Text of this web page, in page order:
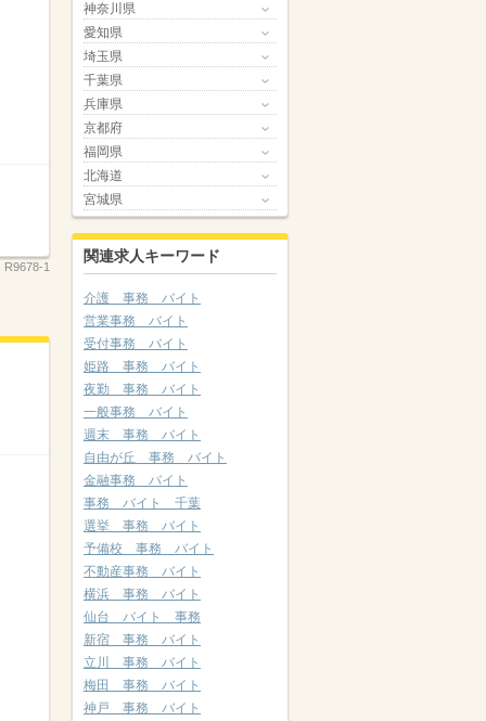
R9678-1
神奈川県
愛知県
埼玉県
千葉県
兵庫県
京都府
福岡県
北海道
宮城県
関連求人キーワード
介護 事務 バイト
営業事務 バイト
受付事務 バイト
姫路 事務 バイト
夜勤 事務 バイト
一般事務 バイト
週末 事務 バイト
自由が丘 事務 バイト
金融事務 バイト
事務 バイト 千葉
選挙 事務 バイト
予備校 事務 バイト
不動産事務 バイト
横浜 事務 バイト
仙台 バイト 事務
新宿 事務 バイト
立川 事務 バイト
梅田 事務 バイト
神戸 事務 バイト